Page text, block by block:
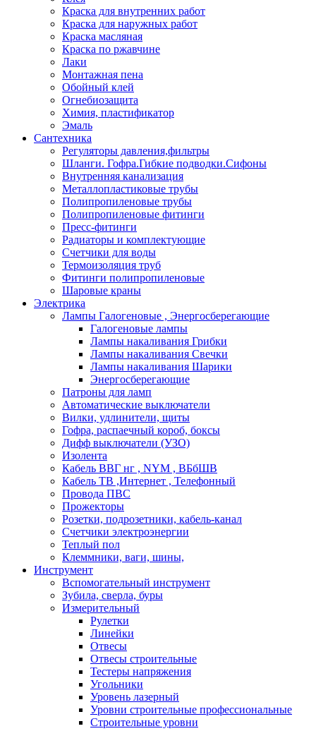
Краска для внутренних работ
Краска для наружных работ
Краска масляная
Краска по ржавчине
Лаки
Монтажная пена
Обойный клей
Огнебиозащита
Химия, пластификатор
Эмаль
Сантехника
Регуляторы давления,фильтры
Шланги. Гофра.Гибкие подводки.Сифоны
Внутренняя канализация
Металлопластиковые трубы
Полипропиленовые трубы
Полипропиленовые фитинги
Пресс-фитинги
Радиаторы и комплектующие
Счетчики для воды
Термоизоляция труб
Фитинги полипропиленовые
Шаровые краны
Электрика
Лампы Галогеновые , Энергосберегающие
Галогеновые лампы
Лампы накаливания Грибки
Лампы накаливания Свечки
Лампы накаливания Шарики
Энергосберегающие
Патроны для ламп
Автоматические выключатели
Вилки, удлинители, щиты
Гофра, распаечный короб, боксы
Дифф выключатели (УЗО)
Изолента
Кабель ВВГ нг , NYM , ВБбШВ
Кабель ТВ ,Интернет , Телефонный
Провода ПВС
Прожекторы
Розетки, подрозетники, кабель-канал
Счетчики электроэнергии
Теплый пол
Клеммники, ваги, шины,
Инструмент
Вспомогательный инструмент
Зубила, сверла, буры
Измерительный
Рулетки
Линейки
Отвесы
Отвесы строительные
Тестеры напряжения
Угольники
Уровень лазерный
Уровни строительные профессиональные
Строительные уровни